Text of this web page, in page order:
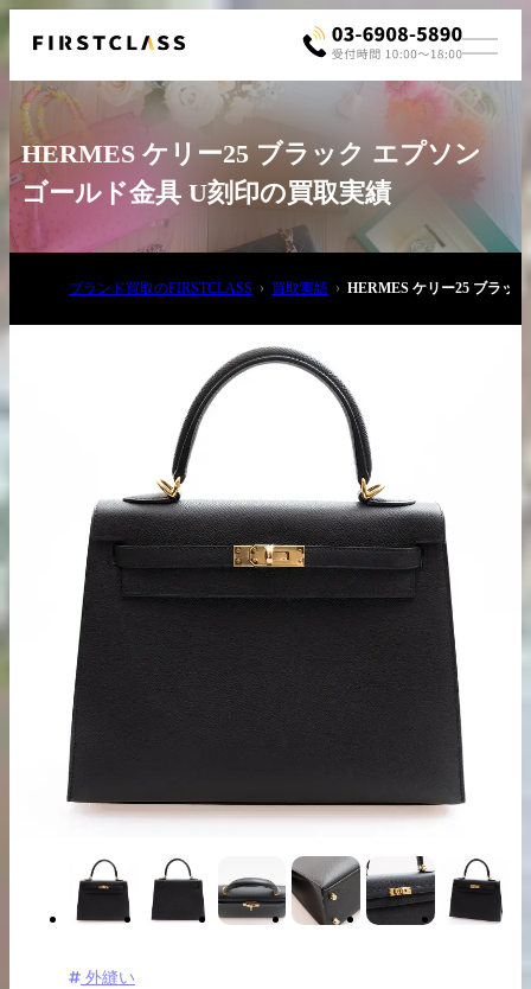
03-6908-5890
出張買取の
お申込み
宅配買取の
お申込み
LINE査定
HERMES ケリー25 ブラック エプソン
ゴールド金具 U刻印の買取実績
ブランド買取のFIRSTCLASS 買取実績 HERMES ケリー25 ブラッ
外縫い